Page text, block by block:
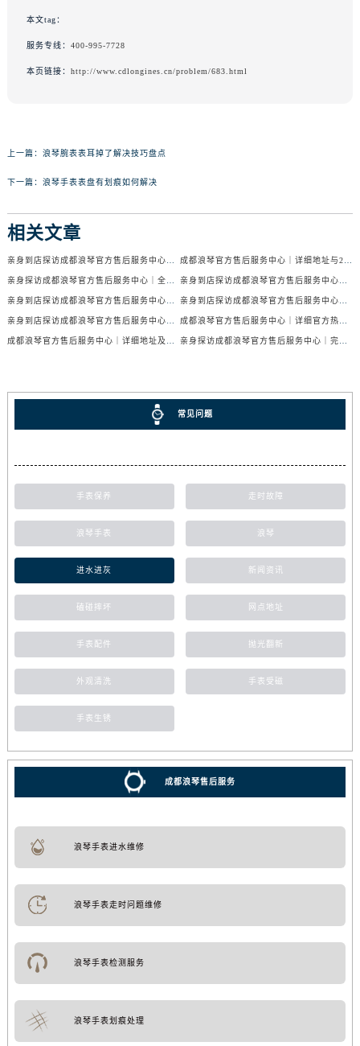
本文tag：
服务专线： 400-995-7728
本页链接： http://www.cdlongines.cn/problem/683.html
上一篇： 浪琴腕表表耳掉了解决技巧盘点
下一篇： 浪琴手表表盘有划痕如何解决
相关文章
常见问题
手表保养 走时故障
浪琴手表 浪琴
进水进灰 新闻资讯
磕碰摔坏 网点地址
手表配件 抛光翻新
外观清洗 手表受磁
手表生锈
成都浪琴售后服务
浪琴手表进水维修
浪琴手表走时问题维修
浪琴手表检测服务
浪琴手表划痕处理